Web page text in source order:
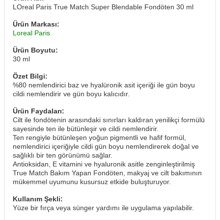
LOreal Paris True Match Super Blendable Fondöten 30 ml
Ürün Markası:
Loreal Paris
Ürün Boyutu:
30 ml
Özet Bilgi:
%80 nemlendirici baz ve hyalüronik asit içeriği ile gün boyu
cildi nemlendirir ve gün boyu kalıcıdır.
Ürün Faydaları:
Cilt ile fondötenin arasındaki sınırları kaldıran yenilikçi formülü
sayesinde ten ile bütünleşir ve cildi nemlendirir.
Ten rengiyle bütünleşen yoğun pigmentli ve hafif formül,
nemlendirici içeriğiyle cildi gün boyu nemlendirerek doğal ve
sağlıklı bir ten görünümü sağlar.
​Antioksidan, E vitamini ve hyaluronik asitle zenginleştirilmiş
True Match Bakım Yapan Fondöten, makyaj ve cilt bakımının
mükemmel uyumunu kusursuz etkide buluşturuyor.
Kullanım Şekli:
Yüze bir fırça veya sünger yardımı ile uygulama yapılabilir.